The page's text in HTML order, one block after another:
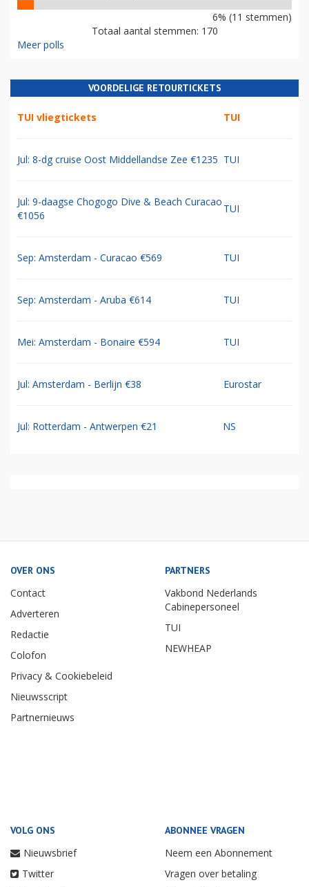
6% (11 stemmen)
Totaal aantal stemmen: 170
Meer polls
VOORDELIGE RETOURTICKETS
TUI vliegtickets TUI
Jul: 8-dg cruise Oost Middellandse Zee €1235 TUI
Jul: 9-daagse Chogogo Dive & Beach Curacao
€1056
TUI
Sep: Amsterdam - Curacao €569 TUI
Sep: Amsterdam - Aruba €614 TUI
Mei: Amsterdam - Bonaire €594 TUI
Jul: Amsterdam - Berlijn €38 Eurostar
Jul: Rotterdam - Antwerpen €21 NS
OVER ONS
Contact
Adverteren
Redactie
Colofon
Privacy & Cookiebeleid
Nieuwsscript
Partnernieuws
PARTNERS
Vakbond Nederlands
Cabinepersoneel
TUI
NEWHEAP
VOLG ONS
Nieuwsbrief
Twitter
ABONNEE VRAGEN
Neem een Abonnement
Vragen over betaling